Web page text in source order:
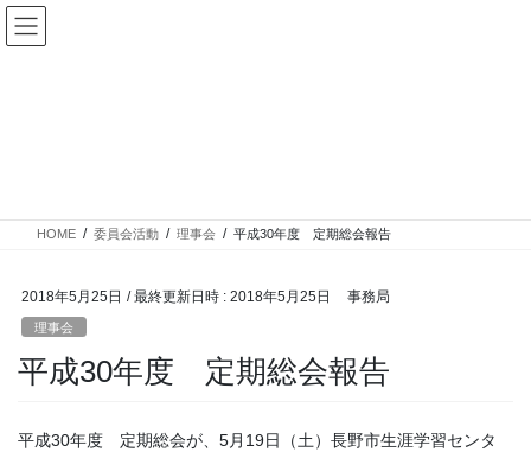
コ
ン
ナ
ビ
HOME 委員会活動 理事会 平成30年度 定期総会報告
2018年5月25日 / 最終更新日時 : 2018年5月25日 事務局
理事会
平成30年度 定期総会報告
平成30年度 定期総会が、5月19日（土）長野市生涯学習センタ